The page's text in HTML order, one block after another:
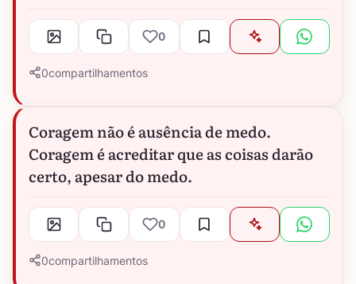
0
0compartilhamentos
Coragem não é ausência de medo.
Coragem é acreditar que as coisas darão
certo, apesar do medo.
0
0compartilhamentos